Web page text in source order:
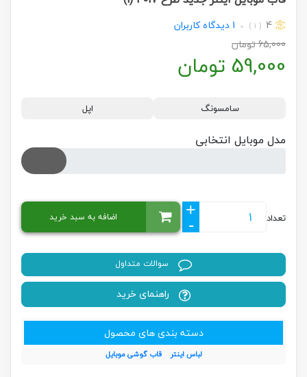
4
( 1 )
1 دیدگاه کاربران
65,000تومان
59,000 تومان
سامسونگ اپل
مدل موبایل انتخابی
تعداد
+
-
اضافه به سبد خرید
سوالات متداول
راهنمای خرید
دسته بندی های محصول
لباس اینتر قاب گوشی موبایل